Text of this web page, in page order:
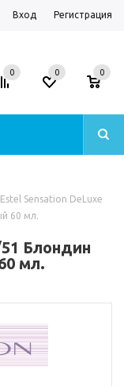
Вход Регистрация
0 0 0
Estel Sensation DeLuxe
60 мл.
Блондин
мл.